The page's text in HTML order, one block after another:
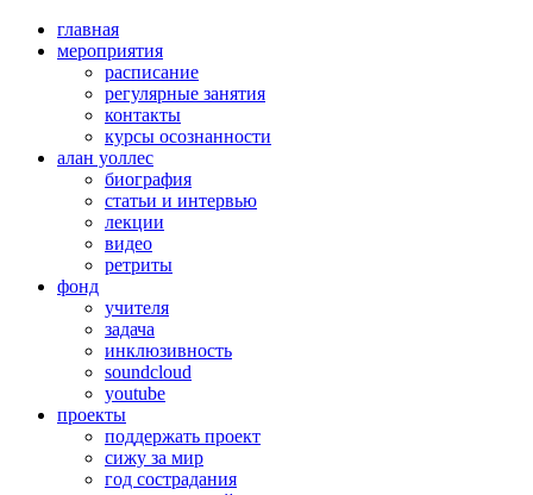
главная
мероприятия
расписание
регулярные занятия
контакты
курсы осознанности
алан уоллес
биография
статьи и интервью
лекции
видео
ретриты
фонд
учителя
задача
инклюзивность
soundcloud
youtube
проекты
поддержать проект
сижу за мир
год сострадания